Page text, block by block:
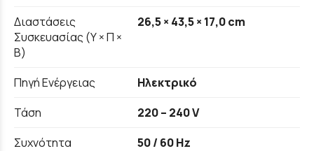
Διαστάσεις
Συσκευασίας (Υ × Π ×
Β)
26,5 × 43,5 × 17,0 cm
Πηγή Ενέργειας
Ηλεκτρικό
Τάση
220 – 240 V
Συχνότητα
50 / 60 Hz